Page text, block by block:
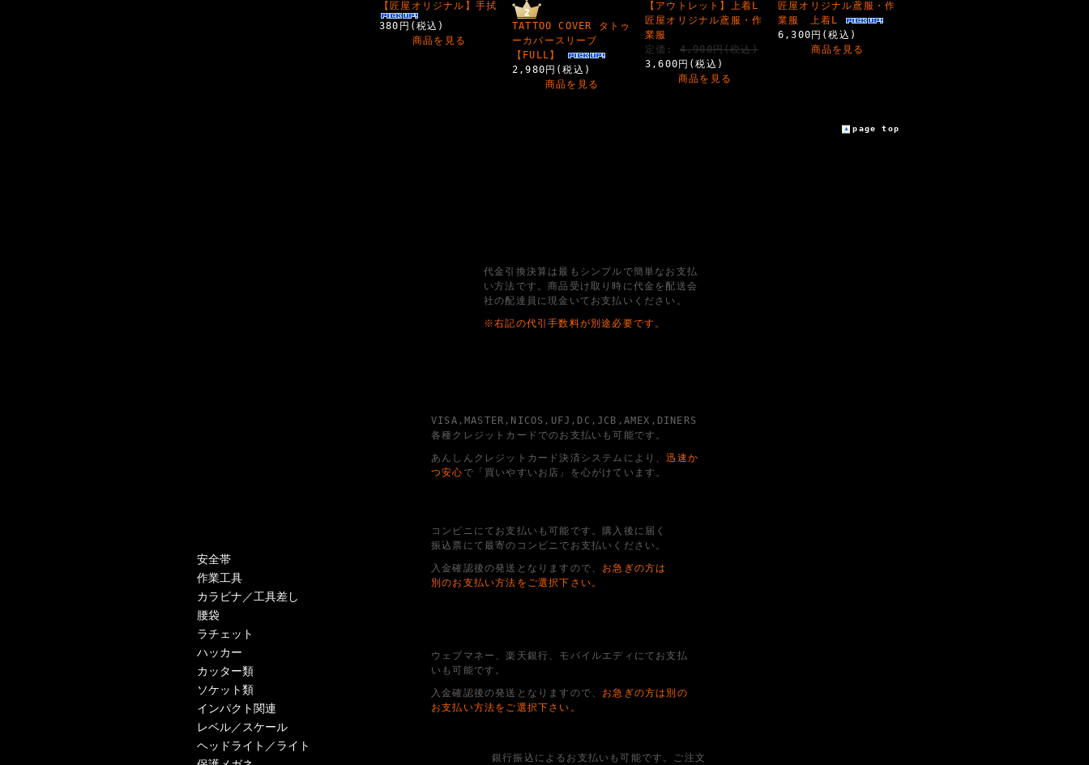
安全帯
作業工具
カラビナ／工具差し
腰袋
ラチェット
ハッカー
カッター類
ソケット類
インパクト関連
レベル／スケール
ヘッドライト／ライト
【匠屋オリジナル】手拭
380円(税込)
商品を見る
TATTOO COVER タトゥ
ーカバースリーブ
【FULL】
2,980円(税込)
商品を見る
【アウトレット】上着L
匠屋オリジナル鳶服・作
業服
定価: 4,900円(税込)
3,600円(税込)
商品を見る
匠屋オリジナル鳶服・作
業服 上着L
6,300円(税込)
商品を見る
page top
代金引換決算は最もシンプルで簡単なお支払
い方法です。商品受け取り時に代金を配送会
社の配達員に現金いてお支払いください。
※右記の代引手数料が別途必要です。
VISA,MASTER,NICOS,UFJ,DC,JCB,AMEX,DINERS
各種クレジットカードでのお支払いも可能です。
あんしんクレジットカード決済システムにより、迅速か
つ安心 で「買いやすいお店」を心がけています。
コンビニにてお支払いも可能です。購入後に届く
振込票にて最寄のコンビニでお支払いください。
入金確認後の発送となりますので、 お急ぎの方は
別のお支払い方法をご選択下さい。
ウェブマネー、楽天銀行、モバイルエディにてお支払
いも可能です。
入金確認後の発送となりますので、 お急ぎの方は別の
お支払い方法をご選択下さい。
銀行振込によるお支払いも可能です。ご注文